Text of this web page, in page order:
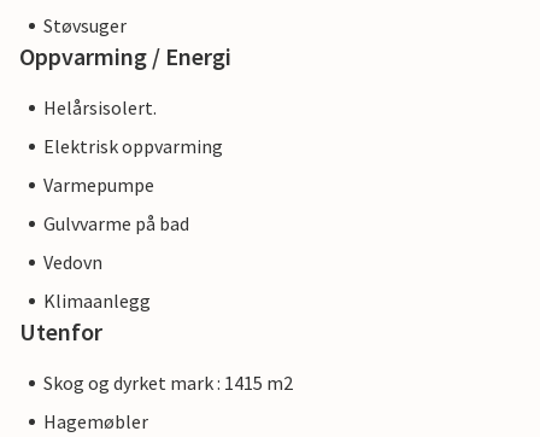
Støvsuger
Oppvarming / Energi
Helårsisolert.
Elektrisk oppvarming
Varmepumpe
Gulvvarme på bad
Vedovn
Klimaanlegg
Utenfor
Skog og dyrket mark : 1415 m2
Hagemøbler